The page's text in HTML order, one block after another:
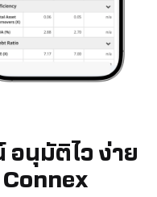
นุมัติไว ง่าย